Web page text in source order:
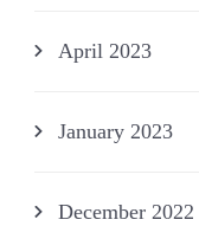
April 2023
January 2023
December 2022